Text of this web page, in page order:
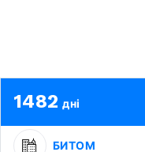
1482 дні
БИТОМ